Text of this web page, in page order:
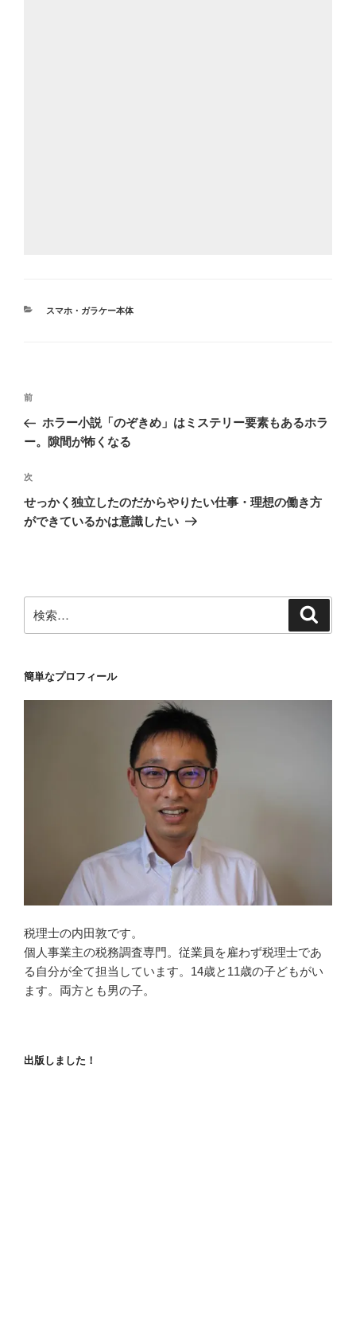
カ
スマホ・ガラケー本体
投
ナ
ゲ
ー
シ
前
の
前
ホラー小説「のぞきめ」はミステリー要素もあるホラ
ー。隙間が怖くなる
次
の
投
次
せっかく独立したのだからやりたい仕事・理想の働き方
ができているかは意識したい
索:
簡単なプロフィール
税理士の内田敦です。
個人事業主の税務調査専門。従業員を雇わず税理士であ
る自分が全て担当しています。14歳と11歳の子どもがい
ます。両方とも男の子。
出版しました！